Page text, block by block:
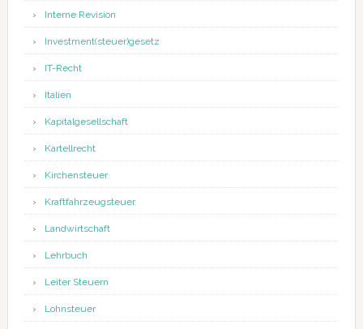
Interne Revision
Investment(steuer)gesetz
IT-Recht
Italien
Kapitalgesellschaft
Kartellrecht
Kirchensteuer
Kraftfahrzeugsteuer
Landwirtschaft
Lehrbuch
Leiter Steuern
Lohnsteuer